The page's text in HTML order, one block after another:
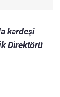
kardeşi
Direktörü